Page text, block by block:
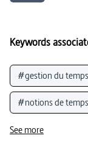
Keywords
#gestion du temps
#notions de temps
#histoire des
See more